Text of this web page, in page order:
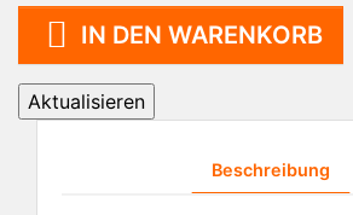
 IN DEN WARENKORB
Beschreibung